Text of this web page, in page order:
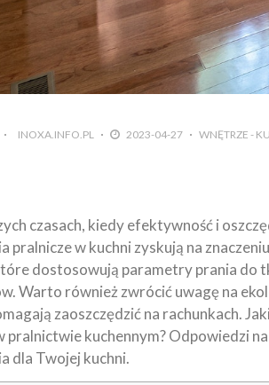
INOXA.INFO.PL 2023-04-27 WNĘTRZE -
czasach, kiedy efektywność i
pralnicze w kuchni zyskują na
dostosowują parametry prania do
Warto również zwrócić uwagę na
zaoszczędzić na rachunkach.
pralnictwie kuchennym? Odpowiedzi
dla Twojej kuchni.